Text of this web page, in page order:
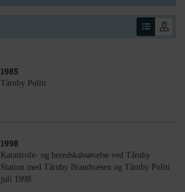
1985
Tårnby Politi
1998
Katastrofe- og beredskabsøvelse ved Tårnby
Station med Tårnby Brandvæsen og Tårnby Politi
juli 1998.